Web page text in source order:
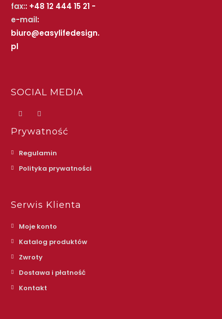
fax:: +48 12 444 15 21 -
e-mail:
biuro@easylifedesign.
pl
SOCIAL MEDIA
Prywatność
Regulamin
Polityka prywatności
Serwis Klienta
Moje konto
Katalog produktów
Zwroty
Dostawa i płatność
Kontakt